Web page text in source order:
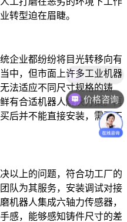
转型迫在眉睫。
企业都纷纷将目光转移向有
中，但市面上许多工业机器
法适应不同尺寸规格的铸
有合适机器人解决方案。再
后并不能直接安装，需要不
以上的问题，符合功工厂的
队为其服务，安装调试对接
机器人集成六轴力传感器，
感，能够感知铸件尺寸的差
价格咨询